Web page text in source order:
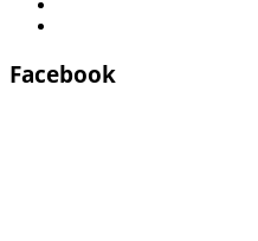
Facebook